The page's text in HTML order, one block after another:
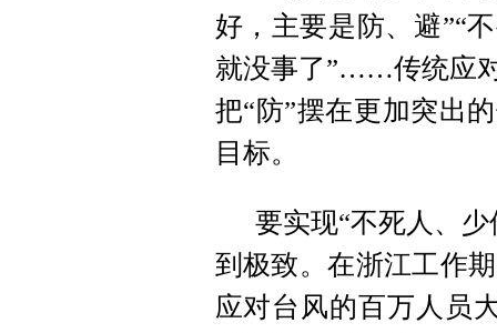
好，主要是防、避”“
就没事了”……传统应
把“防”摆在更加突出
目标。
要实现“不死人、
到极致。在浙江工作
应对台风的百万人员